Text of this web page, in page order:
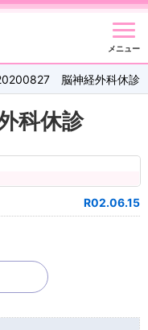
メニュー
脳神経外科休診
科休診
R02.06.15